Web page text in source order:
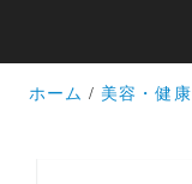
ホーム 美容・健康